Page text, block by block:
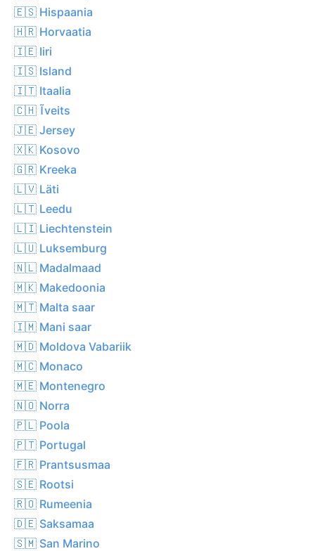
🇪🇸 Hispaania
🇭🇷 Horvaatia
🇮🇪 Iiri
🇮🇸 Island
🇮🇹 Itaalia
🇨🇭 Ĩveits
🇯🇪 Jersey
🇽🇰 Kosovo
🇬🇷 Kreeka
🇱🇻 Läti
🇱🇹 Leedu
🇱🇮 Liechtenstein
🇱🇺 Luksemburg
🇳🇱 Madalmaad
🇲🇰 Makedoonia
🇲🇹 Malta saar
🇮🇲 Mani saar
🇲🇩 Moldova Vabariik
🇲🇨 Monaco
🇲🇪 Montenegro
🇳🇴 Norra
🇵🇱 Poola
🇵🇹 Portugal
🇫🇷 Prantsusmaa
🇸🇪 Rootsi
🇷🇴 Rumeenia
🇩🇪 Saksamaa
🇸🇲 San Marino